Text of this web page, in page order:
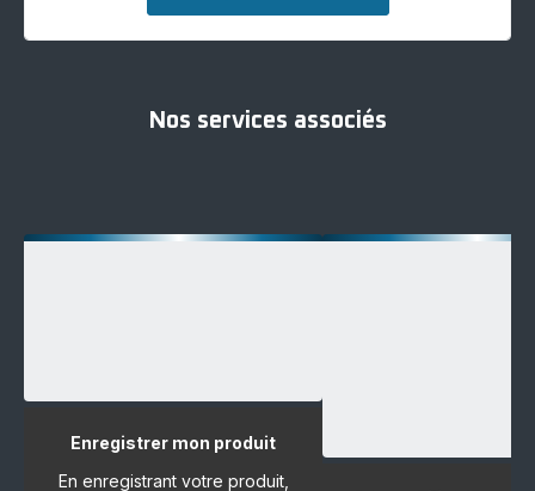
Nos services associés
Enregistrer mon produit
En enregistrant votre produit,